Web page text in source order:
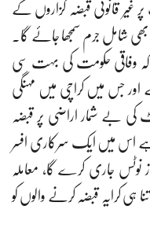
قانونی قبضہ گزاروں کے
بھی شامل جرم سمجھا جائے گا۔
کہ وفاقی حکومت کی بہت سی
جس میں کراچی میں مہنگی
کی بے شمار اراضی پر قبضہ
ہے اس میں ایک سرکاری افسر
کے اندر شوکاز نوٹس جاری کرے گا، معاملہ
ہی کرایہ قبضہ کرنے والوں کو